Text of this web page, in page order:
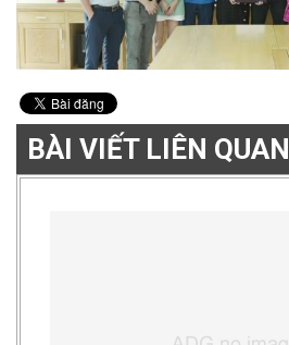
BÀI VIẾT LIÊN QUAN